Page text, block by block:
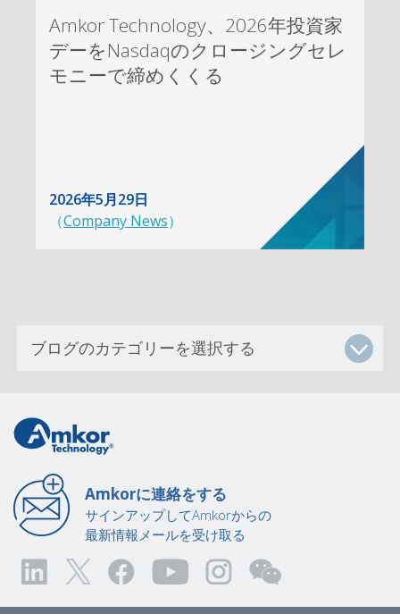
Amkor Technology、2026年投資家
デーをNasdaqのクロージングセレ
モニーで締めくくる
2026年5月29日
（Company News）
Amkorに連絡をする
サインアップしてAmkorからの
最新情報メールを受け取る